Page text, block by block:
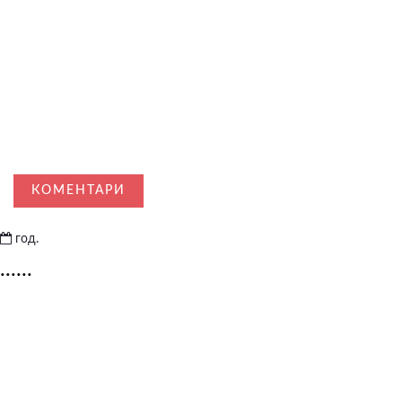
КОМЕНТАРИ
год.
......